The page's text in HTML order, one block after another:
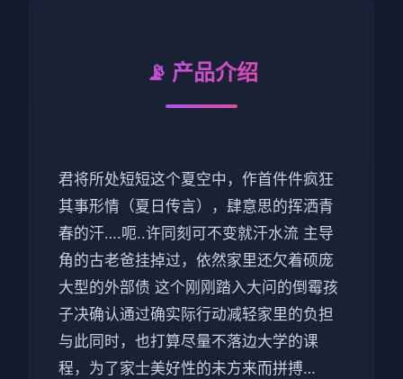
📡 产品介绍
君将所处短短这个夏空中，作首件件疯狂
其事形情（夏日传言），肆意思的挥洒青
春的汗….呃..许同刻可不变就汗水流 主导
角的古老爸挂掉过，依然家里还欠着硕庞
大型的外部债 这个刚刚踏入大问的倒霉孩
子决确认通过确实际行动减轻家里的负担
与此同时，也打算尽量不落边大学的课
程，为了家士美好性的未方来而拼搏…